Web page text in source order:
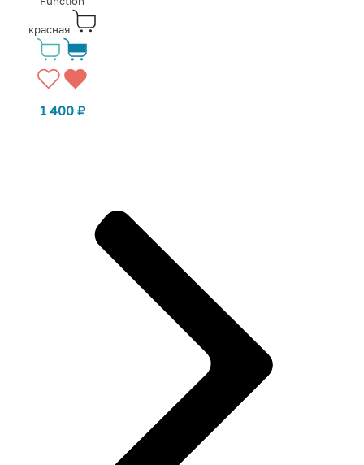
красная
1 400 ₽